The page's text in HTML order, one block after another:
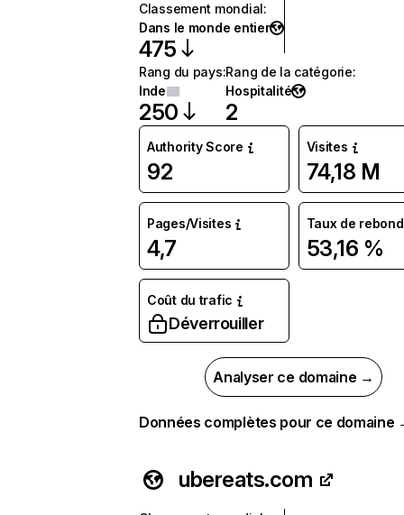
Classement mondial:
Dans le monde entier
475
Rang du pays:
Inde
250
Rang de la catégorie:
Hospitalité
2
Authority Score
92
Visites
74,18 M
Pages/Visites
4,7
Taux de rebond
53,16 %
Coût du trafic
Déverrouiller
Analyser ce domaine →
Données complètes pour ce domaine
ubereats.com